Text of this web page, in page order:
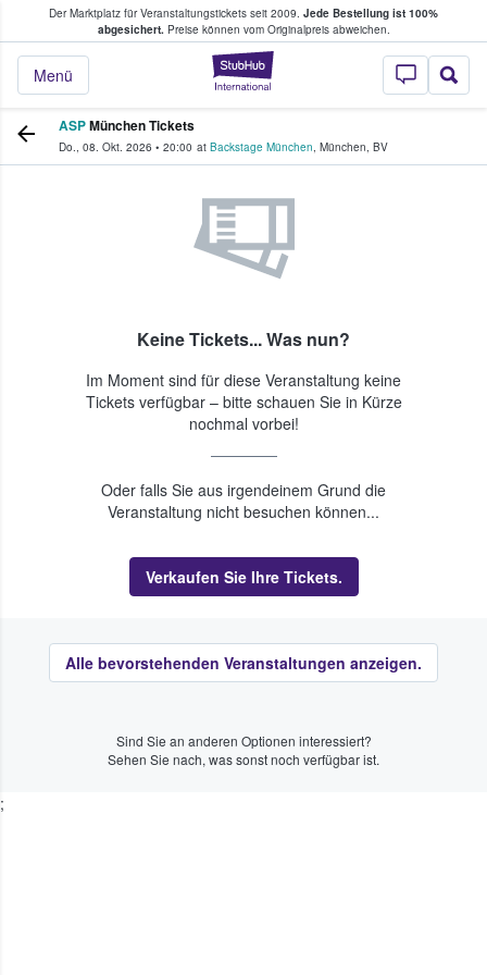
Der Marktplatz für Veranstaltungstickets seit 2009. Jede Bestellung ist 100%
abgesichert.Preise können vom Originalpreis abweichen.
StubHub - Wo
Menü
Tickets kaufen & verkaufen
ASPMünchen Tickets
Do., 08. Okt. 2026 • 20:00 at Backstage München, München, BV
Keine Tickets... Was nun?
Im Moment sind für diese Veranstaltung keine
Tickets verfügbar – bitte schauen Sie in Kürze
nochmal vorbei!
Oder falls Sie aus irgendeinem Grund die
Veranstaltung nicht besuchen können...
Verkaufen Sie Ihre Tickets.
Alle bevorstehenden Veranstaltungen anzeigen.
Sind Sie an anderen Optionen interessiert?
Sehen Sie nach, was sonst noch verfügbar ist.
;